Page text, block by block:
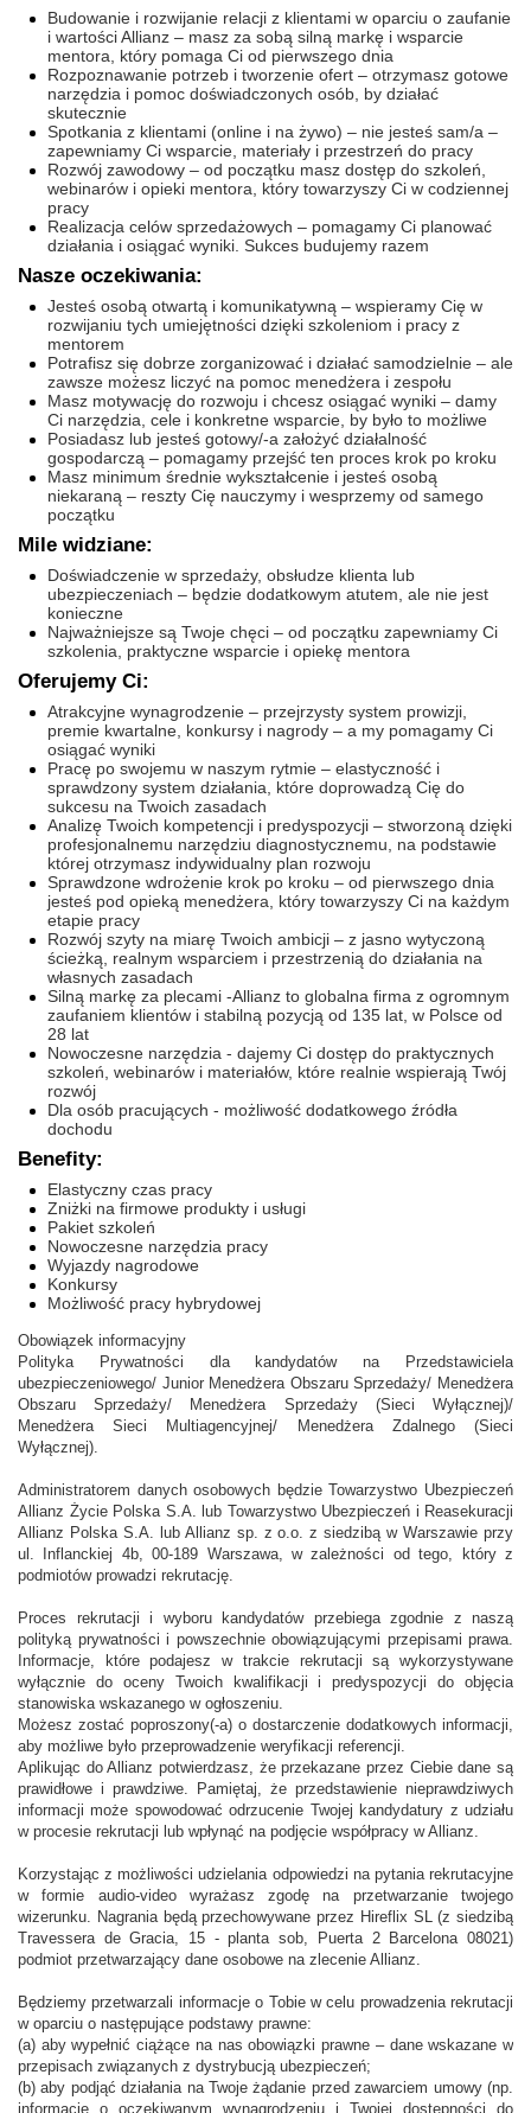
Budowanie i rozwijanie relacji z klientami w oparciu o zaufanie
i wartości Allianz – masz za sobą silną markę i wsparcie
mentora, który pomaga Ci od pierwszego dnia
Rozpoznawanie potrzeb i tworzenie ofert – otrzymasz gotowe
narzędzia i pomoc doświadczonych osób, by działać
skutecznie
Spotkania z klientami (online i na żywo) – nie jesteś sam/a –
zapewniamy Ci wsparcie, materiały i przestrzeń do pracy
Rozwój zawodowy – od początku masz dostęp do szkoleń,
webinarów i opieki mentora, który towarzyszy Ci w codziennej
pracy
Realizacja celów sprzedażowych – pomagamy Ci planować
działania i osiągać wyniki. Sukces budujemy razem
Nasze oczekiwania:
Jesteś osobą otwartą i komunikatywną – wspieramy Cię w
rozwijaniu tych umiejętności dzięki szkoleniom i pracy z
mentorem
Potrafisz się dobrze zorganizować i działać samodzielnie – ale
zawsze możesz liczyć na pomoc menedżera i zespołu
Masz motywację do rozwoju i chcesz osiągać wyniki – damy
Ci narzędzia, cele i konkretne wsparcie, by było to możliwe
Posiadasz lub jesteś gotowy/-a założyć działalność
gospodarczą – pomagamy przejść ten proces krok po kroku
Masz minimum średnie wykształcenie i jesteś osobą
niekaraną – reszty Cię nauczymy i wesprzemy od samego
początku
Mile widziane:
Doświadczenie w sprzedaży, obsłudze klienta lub
ubezpieczeniach – będzie dodatkowym atutem, ale nie jest
konieczne
Najważniejsze są Twoje chęci – od początku zapewniamy Ci
szkolenia, praktyczne wsparcie i opiekę mentora
Oferujemy Ci:
Atrakcyjne wynagrodzenie – przejrzysty system prowizji,
premie kwartalne, konkursy i nagrody – a my pomagamy Ci
osiągać wyniki
Pracę po swojemu w naszym rytmie – elastyczność i
sprawdzony system działania, które doprowadzą Cię do
sukcesu na Twoich zasadach
Analizę Twoich kompetencji i predyspozycji – stworzoną dzięki
profesjonalnemu narzędziu diagnostycznemu, na podstawie
której otrzymasz indywidualny plan rozwoju
Sprawdzone wdrożenie krok po kroku – od pierwszego dnia
jesteś pod opieką menedżera, który towarzyszy Ci na każdym
etapie pracy
Rozwój szyty na miarę Twoich ambicji – z jasno wytyczoną
ścieżką, realnym wsparciem i przestrzenią do działania na
własnych zasadach
Silną markę za plecami -Allianz to globalna firma z ogromnym
zaufaniem klientów i stabilną pozycją od 135 lat, w Polsce od
28 lat
Nowoczesne narzędzia - dajemy Ci dostęp do praktycznych
szkoleń, webinarów i materiałów, które realnie wspierają Twój
rozwój
Dla osób pracujących - możliwość dodatkowego źródła
dochodu
Benefity:
Elastyczny czas pracy
Zniżki na firmowe produkty i usługi
Pakiet szkoleń
Nowoczesne narzędzia pracy
Wyjazdy nagrodowe
Konkursy
Możliwość pracy hybrydowej
Obowiązek informacyjny
Polityka Prywatności dla kandydatów na Przedstawiciela
ubezpieczeniowego/ Junior Menedżera Obszaru Sprzedaży/ Menedżera
Obszaru Sprzedaży/ Menedżera Sprzedaży (Sieci Wyłącznej)/
Menedżera Sieci Multiagencyjnej/ Menedżera Zdalnego (Sieci
Wyłącznej).
Administratorem danych osobowych będzie Towarzystwo Ubezpieczeń
Allianz Życie Polska S.A. lub Towarzystwo Ubezpieczeń i Reasekuracji
Allianz Polska S.A. lub Allianz sp. z o.o. z siedzibą w Warszawie przy
ul. Inflanckiej 4b, 00-189 Warszawa, w zależności od tego, który z
podmiotów prowadzi rekrutację.
Proces rekrutacji i wyboru kandydatów przebiega zgodnie z naszą
polityką prywatności i powszechnie obowiązującymi przepisami prawa.
Informacje, które podajesz w trakcie rekrutacji są wykorzystywane
wyłącznie do oceny Twoich kwalifikacji i predyspozycji do objęcia
stanowiska wskazanego w ogłoszeniu.
Możesz zostać poproszony(-a) o dostarczenie dodatkowych informacji,
aby możliwe było przeprowadzenie weryfikacji referencji.
Aplikując do Allianz potwierdzasz, że przekazane przez Ciebie dane są
prawidłowe i prawdziwe. Pamiętaj, że przedstawienie nieprawdziwych
informacji może spowodować odrzucenie Twojej kandydatury z udziału
w procesie rekrutacji lub wpłynąć na podjęcie współpracy w Allianz.
Korzystając z możliwości udzielania odpowiedzi na pytania rekrutacyjne
w formie audio-video wyrażasz zgodę na przetwarzanie twojego
wizerunku. Nagrania będą przechowywane przez Hireflix SL (z siedzibą
Travessera de Gracia, 15 - planta sob, Puerta 2 Barcelona 08021)
podmiot przetwarzający dane osobowe na zlecenie Allianz.
Będziemy przetwarzali informacje o Tobie w celu prowadzenia rekrutacji
w oparciu o następujące podstawy prawne:
(a) aby wypełnić ciążące na nas obowiązki prawne – dane wskazane w
przepisach związanych z dystrybucją ubezpieczeń;
(b) aby podjąć działania na Twoje żądanie przed zawarciem umowy (np.
informacje o oczekiwanym wynagrodzeniu i Twojej dostępności do